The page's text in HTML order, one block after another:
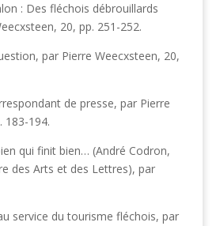
: Des fléchois débrouillards
20, pp. 251-252.
par Pierre Weecxsteen, 20,
de presse, par Pierre
183-194.
qui finit bien… (André Codron,
des Arts et des Lettres), par
service du tourisme fléchois, par